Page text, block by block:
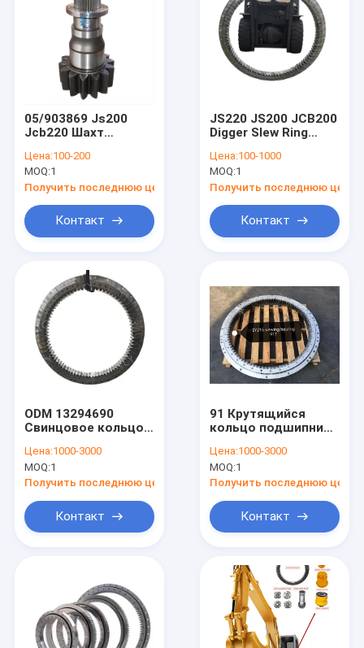
Продукты
Видеозаписи
05/903869 Js200
Jcb220 Шахт
Пинионный
качальный привод
14 зубов 36 зубов
Цена:100-200
MOQ:1
Получить последнюю цену
Контакт
JS220 JS200 JCB200
Digger Slew Ring
экскаватора JCB
Цена:100-1000
MOQ:1
Получить последнюю цену
Контакт
ODM 13294690
Свинцовое кольцо с
подшипником для
экскаватора Sy485
Sy500
Цена:1000-3000
MOQ:1
Получить последнюю цену
Контакт
91 Крутящийся
кольцо подшипника
11841739 90h SY215
SY215C SY215-8
SY215-9
Цена:1000-3000
MOQ:1
Получить последнюю цену
Контакт